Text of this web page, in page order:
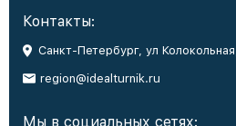
Контакты:
Санкт-Петербург, ул
region@idealturnik.ru
Мы в социальных сетях: